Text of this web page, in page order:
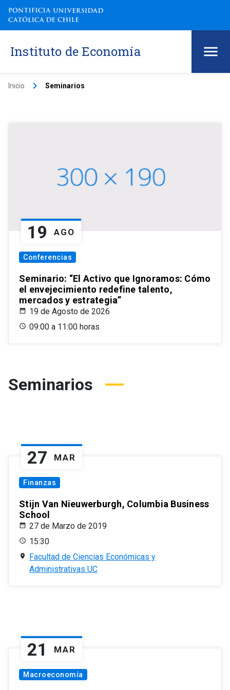
Instituto de Economía
Inicio keyboard_arrow_right Seminarios
19 AGO
Conferencias
Seminario: “El Activo que Ignoramos: Cómo
el envejecimiento redefine talento,
mercados y estrategia”
19 de Agosto de 2026
09:00 a 11:00 horas
Seminarios
27 MAR
Finanzas
Stijn Van Nieuwerburgh, Columbia Business
School
27 de Marzo de 2019
15:30
Facultad de Ciencias Económicas y
Administrativas UC
21 MAR
Macroeconomía